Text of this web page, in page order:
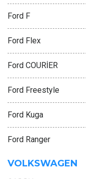
Ford F
Ford Flex
Ford COURİER
Ford Freestyle
Ford Kuga
Ford Ranger
VOLKSWAGEN